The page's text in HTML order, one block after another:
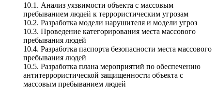
10.1. Анализ уязвимости объекта с массовым
пребыванием людей к террористическим угрозам
10.2. Разработка модели нарушителя и модели угроз
10.3. Проведение категорирования места массового
пребывания людей
10.4. Разработка паспорта безопасности места массового
пребывания людей
10.5. Разработка плана мероприятий по обеспечению
антитеррористической защищенности объекта с
массовым пребыванием людей